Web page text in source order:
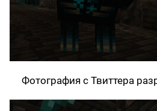
Фотография с Твиттера